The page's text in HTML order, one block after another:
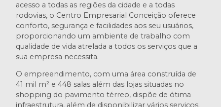
acesso a todas as regiões da cidade e a todas
rodovias, o Centro Empresarial Conceição oferece
conforto, segurança e facilidades aos seu usuários,
proporcionando um ambiente de trabalho com
qualidade de vida atrelada a todos os serviços que a
sua empresa necessita.
O empreendimento, com uma área construída de
41 mil m² e 448 salas além das lojas situadas no
shopping do pavimento térreo, dispõe de ótima